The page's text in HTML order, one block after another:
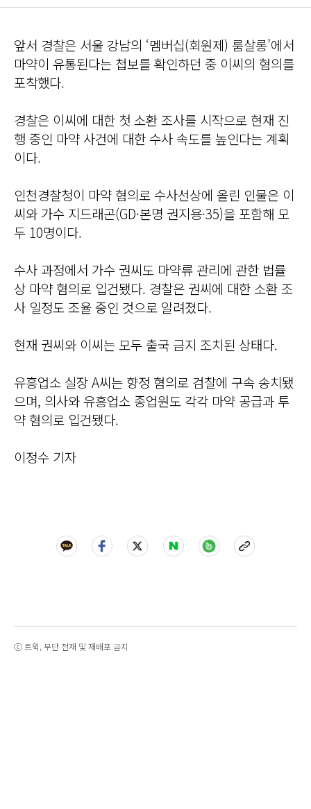
앞서 경찰은 서울 강남의 ‘멤버십(회원제) 룸살롱’에서
마약이 유통된다는 첩보를 확인하던 중 이씨의 혐의를
포착했다.
경찰은 이씨에 대한 첫 소환 조사를 시작으로 현재 진
행 중인 마약 사건에 대한 수사 속도를 높인다는 계획
이다.
인천경찰청이 마약 혐의로 수사선상에 올린 인물은 이
씨와 가수 지드래곤(GD·본명 권지용·35)을 포함해 모
두 10명이다.
수사 과정에서 가수 권씨도 마약류 관리에 관한 법률
상 마약 혐의로 입건됐다. 경찰은 권씨에 대한 소환 조
사 일정도 조율 중인 것으로 알려졌다.
현재 권씨와 이씨는 모두 출국 금지 조치된 상태다.
유흥업소 실장 A씨는 향정 혐의로 검찰에 구속 송치됐
으며, 의사와 유흥업소 종업원도 각각 마약 공급과 투
약 혐의로 입건됐다.
이정수 기자
ⓒ 트윅, 무단 전재 및 재배포 금지